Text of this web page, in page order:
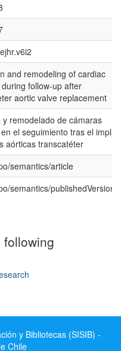
and remodeling of cardiac
follow-up after
aortic valve replacement
y remodelado de cámaras
el seguimiento tras el
aórticas transcatéter
semantics/article
semantics/publishedVersion
y Bibliotecas (SISIB) -
Chile